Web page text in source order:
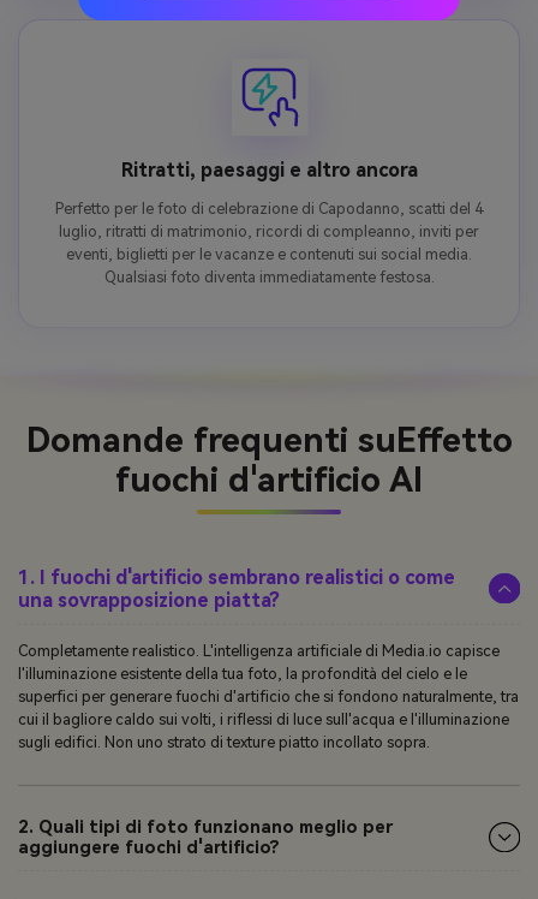
Ritratti, paesaggi e altro ancora
Perfetto per le foto di celebrazione di Capodanno, scatti del 4
luglio, ritratti di matrimonio, ricordi di compleanno, inviti per
eventi, biglietti per le vacanze e contenuti sui social media.
Qualsiasi foto diventa immediatamente festosa.
Domande frequenti suEffetto
fuochi d'artificio AI
1. I fuochi d'artificio sembrano realistici o come
una sovrapposizione piatta?
Completamente realistico. L'intelligenza artificiale di Media.io capisce
l'illuminazione esistente della tua foto, la profondità del cielo e le
superfici per generare fuochi d'artificio che si fondono naturalmente, tra
cui il bagliore caldo sui volti, i riflessi di luce sull'acqua e l'illuminazione
sugli edifici. Non uno strato di texture piatto incollato sopra.
2. Quali tipi di foto funzionano meglio per
aggiungere fuochi d'artificio?